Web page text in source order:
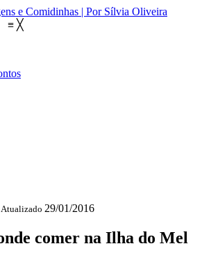
≡ ╳
Atualizado 29/01/2016
comer na Ilha do Mel